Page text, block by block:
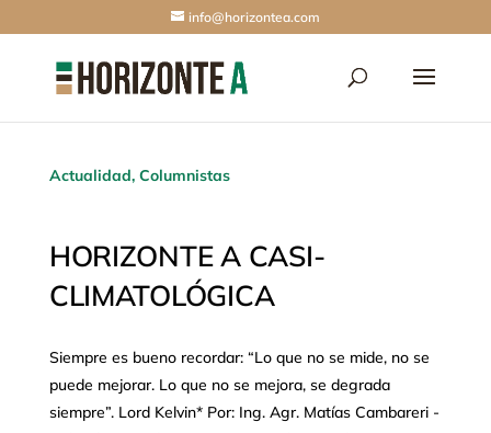
info@horizontea.com
Actualidad, Columnistas
HORIZONTE A CASI-
CLIMATOLÓGICA
Siempre es bueno recordar: “Lo que no se mide, no se
puede mejorar. Lo que no se mejora, se degrada
siempre”. Lord Kelvin* Por: Ing. Agr. Matías Cambareri -